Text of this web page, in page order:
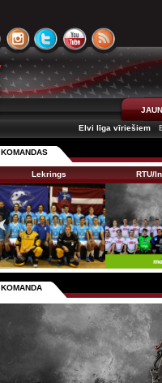
Elvi līga vīriešiem
KOMANDAS
Lekrings RTU/
KOMANDA